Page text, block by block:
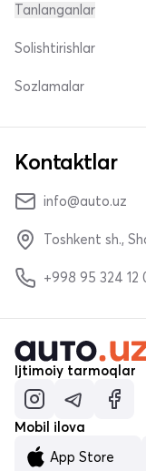
Tanlanganlar
Solishtirishlar
Sozlamalar
Kontaktlar
info@auto.uz
Toshkent sh.,
+998 95 324 12
Ijtimoiy tarmoqlar
Mobil ilova
App Store